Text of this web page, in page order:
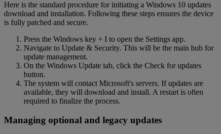
Here is the standard procedure for initiating a Windows 10 updates
download and installation. Following these steps ensures the device
is fully patched and secure.
Press the Windows key + I to open the Settings app.
Navigate to Update & Security. This will be the main hub for
update management.
On the Windows Update tab, click the Check for updates
button.
The system will contact Microsoft's servers. If updates are
available, they will download and install. A restart is often
required to finalize the process.
Managing optional and legacy updates